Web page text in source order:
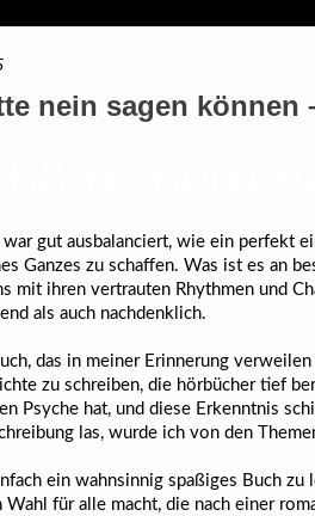
nein sagen können
war gut ausbalanciert, wie ein perfekt
Ganzes zu schaffen. Was ist es an
mit ihren vertrauten Rhythmen und
als auch nachdenklich.
das in meiner Erinnerung
zu schreiben, die hörbücher tief
Psyche hat, und diese Erkenntnis
las, wurde ich von den
ein wahnsinnig spaßiges Buch
für alle macht, die nach einer